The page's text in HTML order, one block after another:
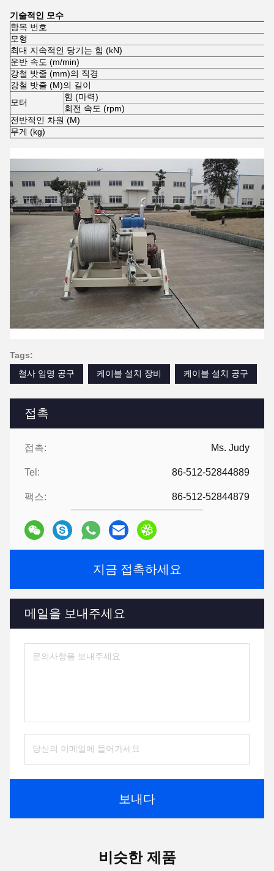
접촉
접촉: Ms. Judy
Tel: 86-512-52844889
팩스: 86-512-52844879
지금 접촉하세요
메일을 보내주세요
보내다
기술적인 모수
항목 번호
모형
최대 지속적인 당기는 힘 (kN)
운반 속도 (m/min)
강철 밧줄 (mm)의 직경
강철 밧줄 (M)의 길이
모터
힘 (마력)
회전 속도 (rpm)
전반적인 차원 (M)
무게 (kg)
Tags:
철사 임명 공구
케이블 설치 장비 케이블 설치 공구
비슷한 제품